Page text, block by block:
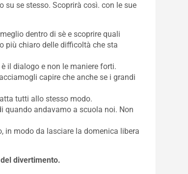
se stesso. Scoprirà così. con le sue
dentro di sè e scoprire quali
più chiaro delle difficoltà che sta
il dialogo e non le maniere forti.
capire che anche se i grandi
tutti allo stesso modo.
quando andavamo a scuola noi. Non
in modo da lasciare la domenica libera
divertimento.